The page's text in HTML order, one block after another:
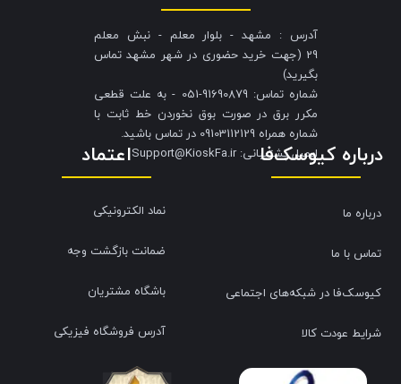
آدرس : مشهد - بلوار معلم - نبش معلم
29 (جهت خرید حضوری در شهر مشهد تماس
بگیرید)
شماره تماس: 91690879-051 - به علت قطعی
مکرر برق در صورت بوق نخوردن خط ثابت با
شماره همراه 09103112129 در تماس باشید.
​​​​​​​ایمیل پشتیبانی: Support@KioskFa.ir
اعتماد
نماد الکترونیکی
ضمانت بازگشت وجه
باشگاه مشتریان
آدرس فروشگاه فیزیکی
درباره کیوسک‌فا
درباره ما
تماس با ما
کیوسک‌فا در شبکه‌های اجتماعی
شرایط عودت کالا